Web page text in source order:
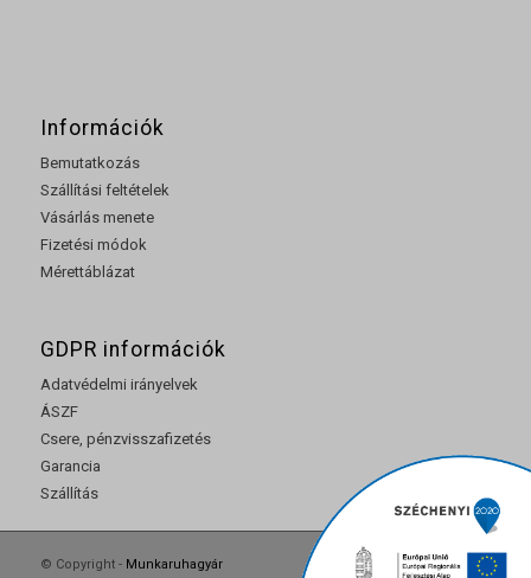
Információk
Bemutatkozás
Szállítási feltételek
Vásárlás menete
Fizetési módok
Mérettáblázat
GDPR információk
Adatvédelmi irányelvek
ÁSZF
Csere, pénzvisszafizetés
Garancia
Szállítás
© Copyright - Munkaruhagyár